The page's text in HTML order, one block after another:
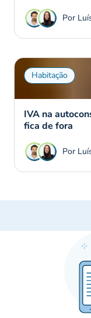
Por
Habitação
IVA na
fica de fora
Por